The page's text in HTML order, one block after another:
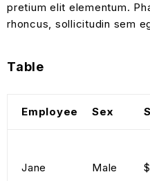
pretium elit elementum.
rhoncus, sollicitudin sem
Table
Employee Sex
Jane Male